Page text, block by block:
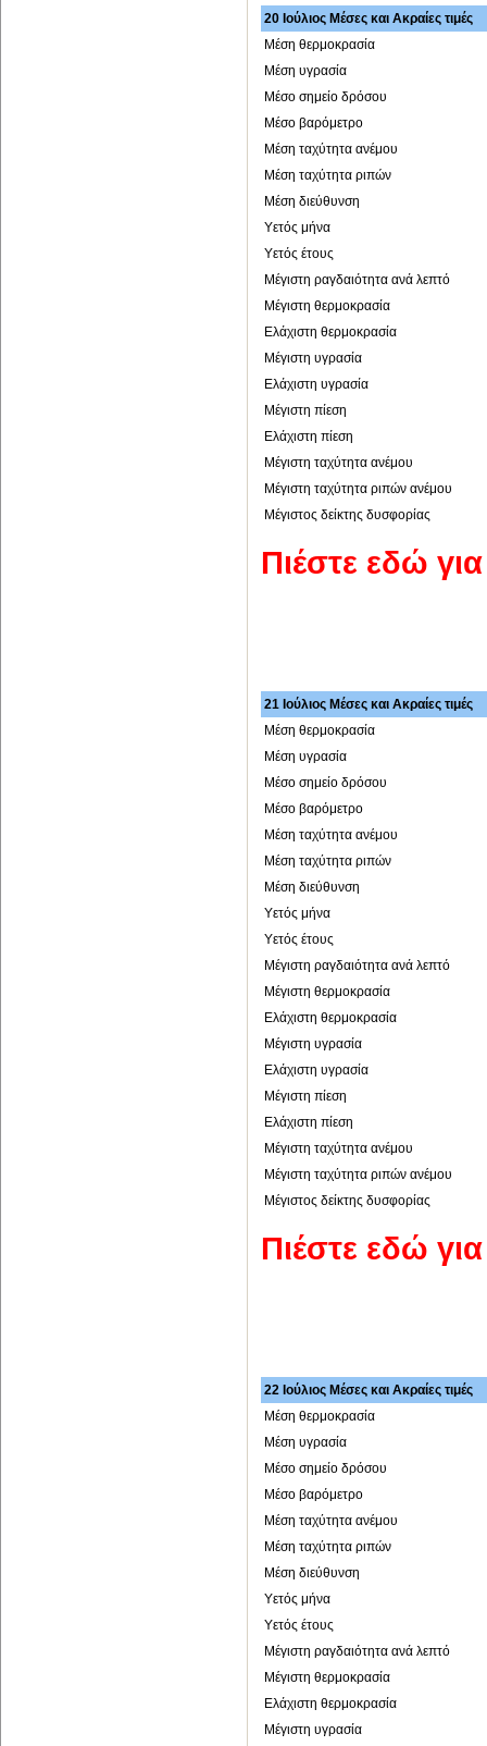
20 Ιούλιος Μέσες και Ακραίες τιμές
Μέση θερμοκρασία
Μέση υγρασία
Μέσο σημείο δρόσου
Μέσο βαρόμετρο
Μέση ταχύτητα ανέμου
Μέση ταχύτητα ριπών
Μέση διεύθυνση
Υετός μήνα
Υετός έτους
Μέγιστη ραγδαιότητα ανά λεπτό
Μέγιστη θερμοκρασία
Ελάχιστη θερμοκρασία
Μέγιστη υγρασία
Ελάχιστη υγρασία
Μέγιστη πίεση
Ελάχιστη πίεση
Μέγιστη ταχύτητα ανέμου
Μέγιστη ταχύτητα ριπών ανέμου
Μέγιστος δείκτης δυσφορίας
Πιέστε εδώ
21 Ιούλιος Μέσες και Ακραίες τιμές
Μέση θερμοκρασία
Μέση υγρασία
Μέσο σημείο δρόσου
Μέσο βαρόμετρο
Μέση ταχύτητα ανέμου
Μέση ταχύτητα ριπών
Μέση διεύθυνση
Υετός μήνα
Υετός έτους
Μέγιστη ραγδαιότητα ανά λεπτό
Μέγιστη θερμοκρασία
Ελάχιστη θερμοκρασία
Μέγιστη υγρασία
Ελάχιστη υγρασία
Μέγιστη πίεση
Ελάχιστη πίεση
Μέγιστη ταχύτητα ανέμου
Μέγιστη ταχύτητα ριπών ανέμου
Μέγιστος δείκτης δυσφορίας
Πιέστε εδώ
22 Ιούλιος Μέσες και Ακραίες τιμές
Μέση θερμοκρασία
Μέση υγρασία
Μέσο σημείο δρόσου
Μέσο βαρόμετρο
Μέση ταχύτητα ανέμου
Μέση ταχύτητα ριπών
Μέση διεύθυνση
Υετός μήνα
Υετός έτους
Μέγιστη ραγδαιότητα ανά λεπτό
Μέγιστη θερμοκρασία
Ελάχιστη θερμοκρασία
Μέγιστη υγρασία